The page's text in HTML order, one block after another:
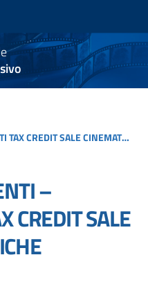
AVVISO AGLI UTENTI – CHIARIMENTI TAX CREDIT SALE CINEMATOGRAFICHE
–
CREDIT SALE